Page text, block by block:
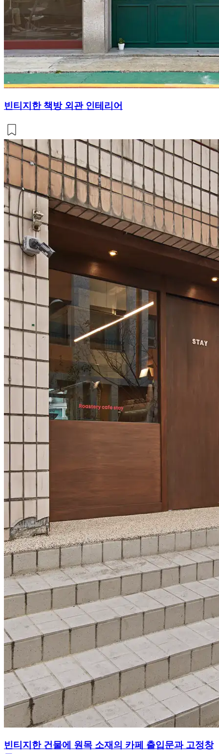
빈티지한 책방 외관 인테리어
빈티지한 건물에 원목 소재의 카페 출입문과 고정창